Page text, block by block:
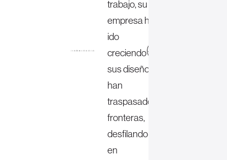
trabajo, su
empresa ha
ido
creciendo y
sus diseños
han
traspasado
fronteras,
desfilando
en